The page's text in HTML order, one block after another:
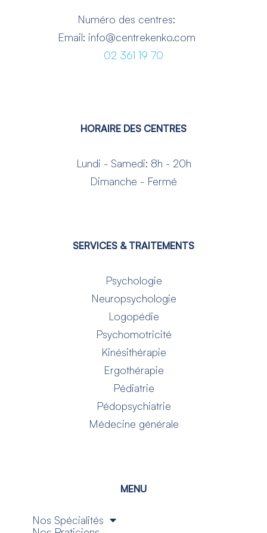
Numéro des centres:
Email: info@centrekenko.com
02 361 19 70
HORAIRE DES CENTRES
Lundi - Samedi: 8h - 20h
Dimanche - Fermé
SERVICES & TRAITEMENTS
Psychologie
Neuropsychologie
Logopédie
Psychomotricité
Kinésithérapie
Ergothérapie
Pédiatrie
Pédopsychiatrie
Médecine générale
MENU
Nos Spécialités